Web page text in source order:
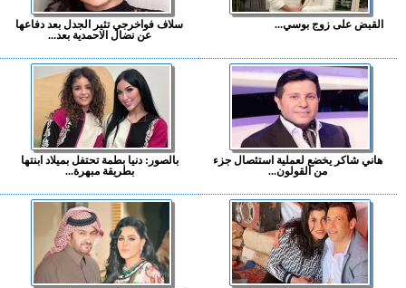
القبض على زوج بوسي...
سلاف فواخرجي تثير الجدل بعد دفاعها
عن نضال الاحمدية بعد...
هاني شاكر يخضع لعملية استئصال جزء
من القولون...
بالصور: دنيا بطمة تحتفل بميلاد ابنتها
بطريقة مبهرة...